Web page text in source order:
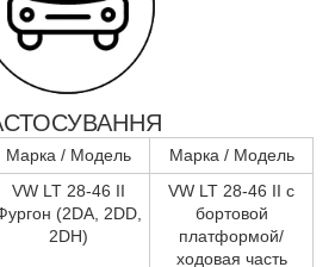
Марка / Модель
Марка / Модель
VW LT 28-46 II
(2DA, 2DD,
2DH)
VW LT 28-46 II c
бортовой
платформой/
ходовая часть